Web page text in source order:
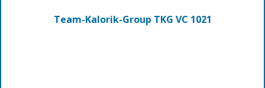
Team-Kalorik-Group TKG VC 1021